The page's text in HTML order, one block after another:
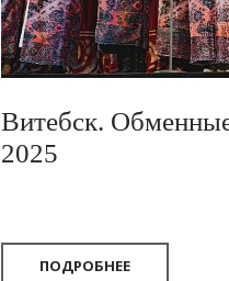
Витебск.
2025
ПОДРОБНЕЕ